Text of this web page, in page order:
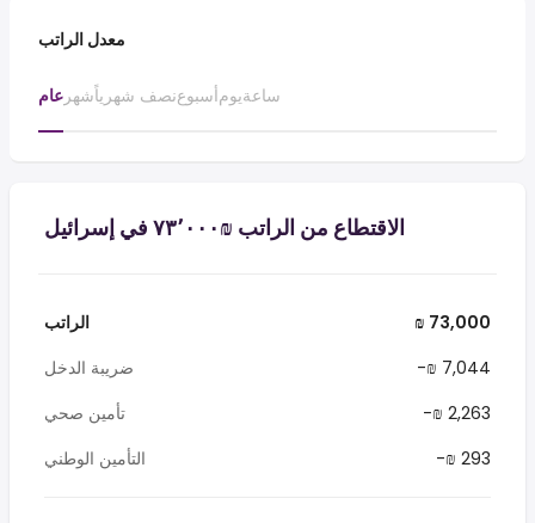
معدل الراتب
عام شهرنصف شهرياًأسبوعيومساعة
الاقتطاع من الراتب ₪‏٧٣٬٠٠٠ في إسرائيل
الراتب
₪ 73,000
ضريبة الدخل
-₪ 7,044
تأمين صحي
-₪ 2,263
التأمين الوطني
-₪ 293